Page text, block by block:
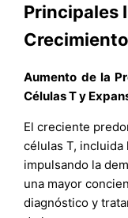
Principales
Crecimiento
Aumento de la
Células T y
El creciente
células T,
impulsando la
una mayor
diagnóstico y